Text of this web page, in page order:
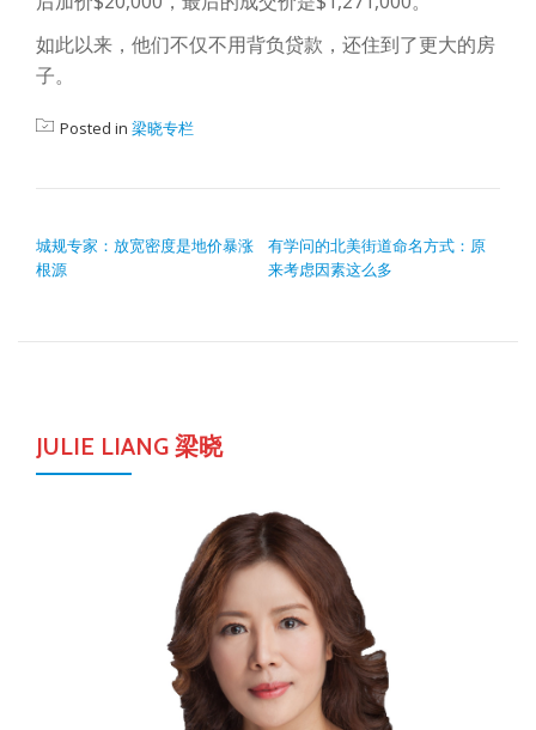
如此以来，他们不仅不用背负贷款，还住到了更大的房
子。
Posted in 梁晓专栏
城规专家：放宽密度是地价暴涨
根源
有学问的北美街道命名方式：原
来考虑因素这么多
JULIE LIANG 梁晓